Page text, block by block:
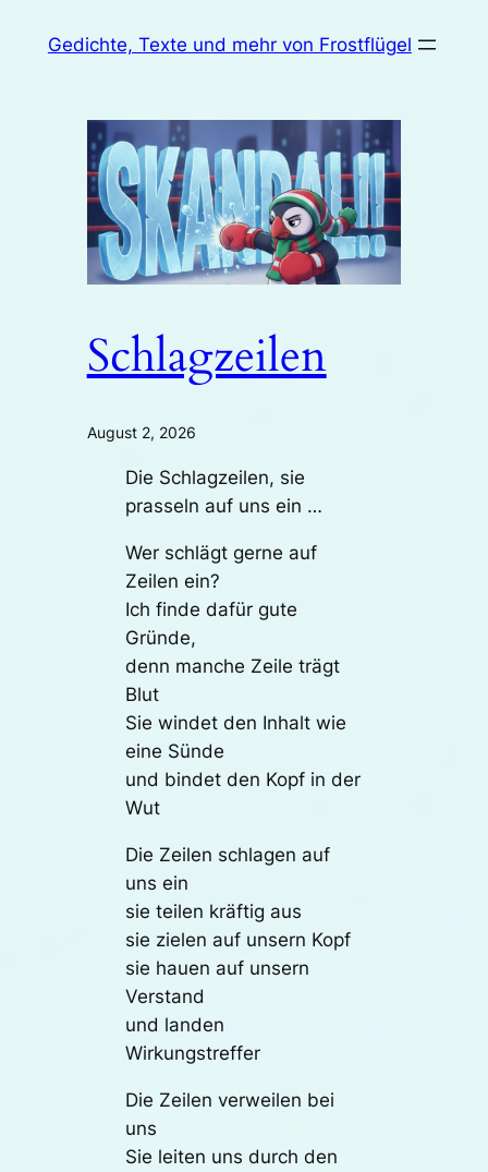
InhaltGedichte, Texte und mehr von Frostflügel
Schlagzeilen
August 2, 2026
Die Schlagzeilen, sie
prasseln auf uns ein …
Wer schlägt gerne auf
Zeilen ein?
Ich finde dafür gute
Gründe,
denn manche Zeile trägt
Blut
Sie windet den Inhalt wie
eine Sünde
und bindet den Kopf in der
Wut
Die Zeilen schlagen auf
uns ein
sie teilen kräftig aus
sie zielen auf unsern Kopf
sie hauen auf unsern
Verstand
und landen
Wirkungstreffer
Die Zeilen verweilen bei
uns
Sie leiten uns durch den